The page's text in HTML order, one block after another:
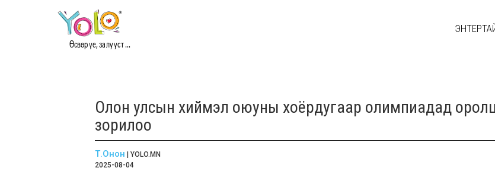
Өсвөр үе, залууст ...
Олон улсын хиймэл оюуны хоёрдугаар олимпиадад
зорилоо
Т.Онон | YOLO.MN
2025-08-04